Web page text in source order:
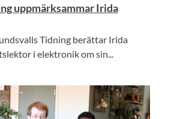
uppmärksammar Irida
Tidning berättar Irida
i elektronik om sin...